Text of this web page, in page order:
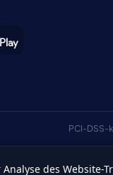
PCI-DSS-
vorbehalten.des Website-